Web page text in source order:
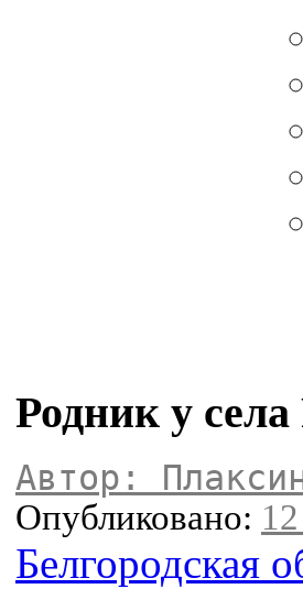
Родник у
Автор:
Опубликовано:
Белгородская